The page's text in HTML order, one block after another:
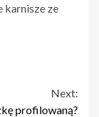
karnisze ze
Next:
profilowaną?